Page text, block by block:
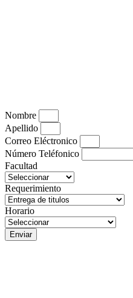
Nombre
Apellido
Correo Eléctronico
Número Teléfonico
Facultad
Requerimiento
Horario
Enviar